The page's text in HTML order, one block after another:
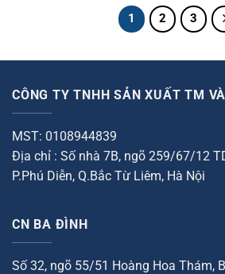
660.000₫.
1 2 3
CÔNG TY TNHH SẢN XUẤT TM
MST: 0108944839
Địa chỉ : Số nhà 7B, ngõ 259/67/12
P.Phú Diễn, Q.Bắc Từ Liêm, Hà Nội
CN BA ĐÌNH
Số 32, ngõ 55/51 Hoàng Hoa Thám,